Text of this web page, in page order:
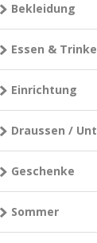
Bekleidung
Essen &
Einrichtung
Draussen /
Geschenke
Sommer